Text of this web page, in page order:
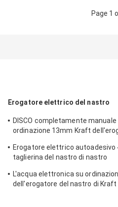
Page 1
Erogatore elettrico del nastro
DISCO completamente manuale
ordinazione 13mm Kraft
Erogatore elettrico autoadesivo
taglierina del nastro di nastro
L'acqua elettronica su
dell'erogatore del nastro di Kraft